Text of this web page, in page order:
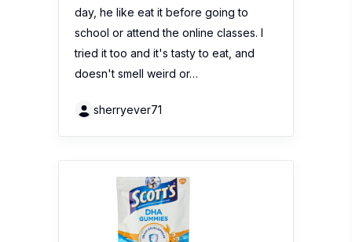
day, he like eat it before going to
school or attend the online classes. I
tried it too and it's tasty to eat, and
doesn't smell weird or…
sherryever71